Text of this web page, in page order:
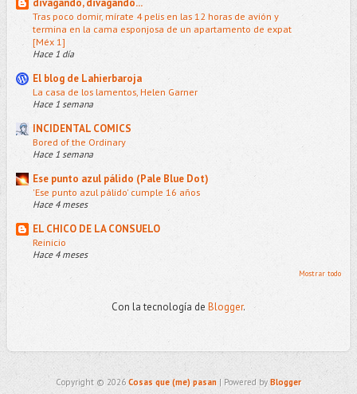
Tras poco domir, mírate 4 pelis en las 12 horas de avión y
termina en la cama esponjosa de un apartamento de expat
[Méx 1]
Hace 1 día
El blog de Lahierbaroja
La casa de los lamentos, Helen Garner
Hace 1 semana
INCIDENTAL COMICS
Bored of the Ordinary
Hace 1 semana
Ese punto azul pálido (Pale Blue Dot)
'Ese punto azul pálido' cumple 16 años
Hace 4 meses
EL CHICO DE LA CONSUELO
Reinicio
Hace 4 meses
Mostrar todo
Con la tecnología de Blogger.
Copyright © 2026 Cosas que (me) pasan | Powered byBlogger